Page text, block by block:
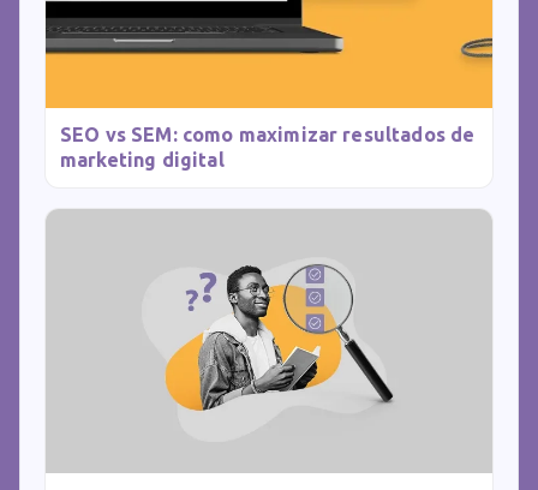
SEO vs SEM: como maximizar resultados de
marketing digital